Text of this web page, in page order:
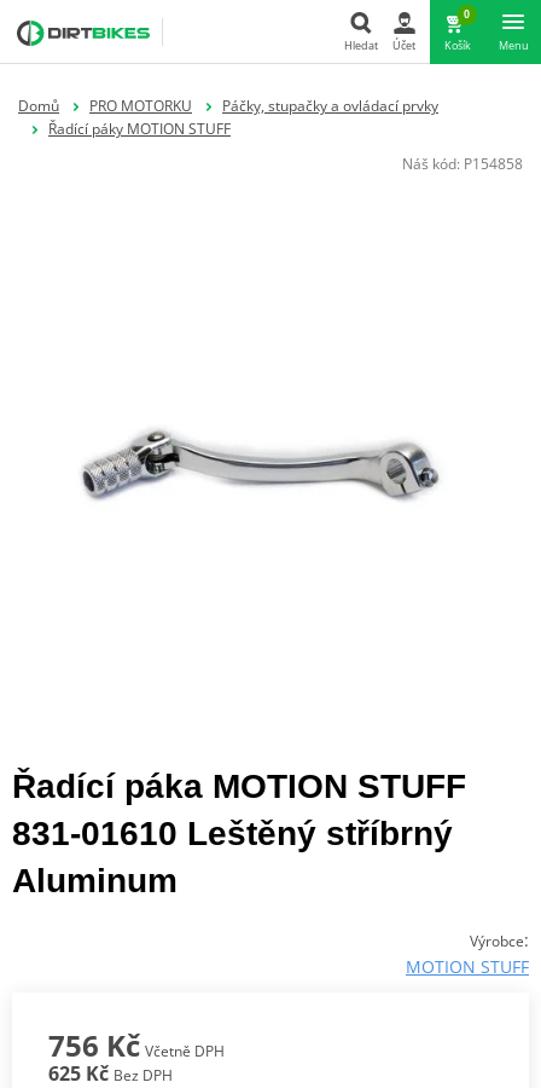
Hledat Účet
0
Košík Menu
Domů PRO MOTORKU
Páčky, stupačky a ovládací prvky
Řadící páky MOTION STUFF
Náš kód: P154858
Řadící páka MOTION STUFF
831-01610 Leštěný stříbrný
Aluminum
Výrobce:
MOTION STUFF
756 Kč Včetně DPH
625 Kč Bez DPH